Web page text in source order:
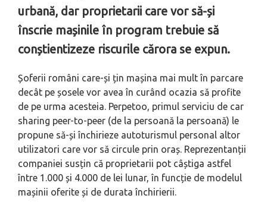
urbană, dar proprietarii care vor să-și
înscrie mașinile în program trebuie să
conștientizeze riscurile cărora se expun.
Șoferii români care-și țin mașina mai mult în parcare
decât pe șosele vor avea în curând ocazia să profite
de pe urma acesteia. Perpetoo, primul serviciu de car
sharing peer-to-peer (de la persoană la persoană) le
propune să-și închirieze autoturismul personal altor
utilizatori care vor să circule prin oraș. Reprezentanții
companiei susțin că proprietarii pot câștiga astfel
între 1.000 și 4.000 de lei lunar, în funcție de modelul
mașinii oferite și de durata închirierii.